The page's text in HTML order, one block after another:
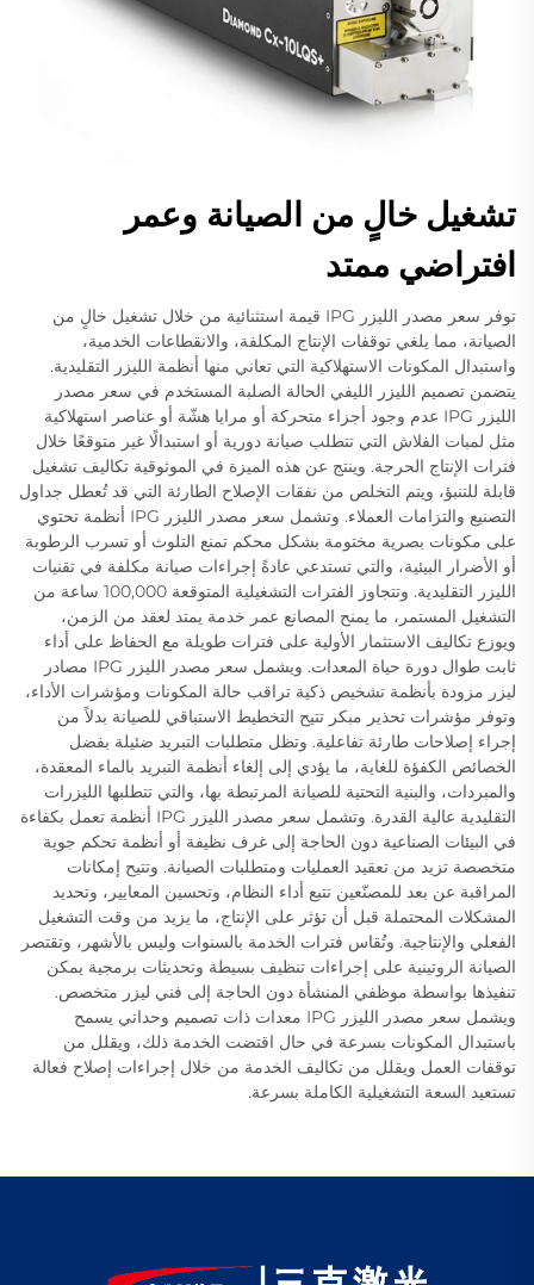
تشغيل خالٍ من الصيانة وعمر
افتراضي ممتد
توفر سعر مصدر الليزر IPG قيمة استثنائية من خلال تشغيل خالٍ من
الصيانة، مما يلغي توقفات الإنتاج المكلفة، والانقطاعات الخدمية،
واستبدال المكونات الاستهلاكية التي تعاني منها أنظمة الليزر التقليدية.
يتضمن تصميم الليزر الليفي الحالة الصلبة المستخدم في سعر مصدر
الليزر IPG عدم وجود أجزاء متحركة أو مرايا هشّة أو عناصر استهلاكية
مثل لمبات الفلاش التي تتطلب صيانة دورية أو استبدالًا غير متوقعًا خلال
فترات الإنتاج الحرجة. وينتج عن هذه الميزة في الموثوقية تكاليف تشغيل
قابلة للتنبؤ، ويتم التخلص من نفقات الإصلاح الطارئة التي قد تُعطل جداول
التصنيع والتزامات العملاء. وتشمل سعر مصدر الليزر IPG أنظمة تحتوي
على مكونات بصرية مختومة بشكل محكم تمنع التلوث أو تسرب الرطوبة
أو الأضرار البيئية، والتي تستدعي عادةً إجراءات صيانة مكلفة في تقنيات
الليزر التقليدية. وتتجاوز الفترات التشغيلية المتوقعة 100,000 ساعة من
التشغيل المستمر، ما يمنح المصانع عمر خدمة يمتد لعقد من الزمن،
ويوزع تكاليف الاستثمار الأولية على فترات طويلة مع الحفاظ على أداء
ثابت طوال دورة حياة المعدات. ويشمل سعر مصدر الليزر IPG مصادر
ليزر مزودة بأنظمة تشخيص ذكية تراقب حالة المكونات ومؤشرات الأداء،
وتوفر مؤشرات تحذير مبكر تتيح التخطيط الاستباقي للصيانة بدلاً من
إجراء إصلاحات طارئة تفاعلية. وتظل متطلبات التبريد ضئيلة بفضل
الخصائص الكفؤة للغاية، ما يؤدي إلى إلغاء أنظمة التبريد بالماء المعقدة،
والمبردات، والبنية التحتية للصيانة المرتبطة بها، والتي تتطلبها الليزرات
التقليدية عالية القدرة. وتشمل سعر مصدر الليزر IPG أنظمة تعمل بكفاءة
في البيئات الصناعية دون الحاجة إلى غرف نظيفة أو أنظمة تحكم جوية
متخصصة تزيد من تعقيد العمليات ومتطلبات الصيانة. وتتيح إمكانات
المراقبة عن بعد للمصنّعين تتبع أداء النظام، وتحسين المعايير، وتحديد
المشكلات المحتملة قبل أن تؤثر على الإنتاج، ما يزيد من وقت التشغيل
الفعلي والإنتاجية. وتُقاس فترات الخدمة بالسنوات وليس بالأشهر، وتقتصر
الصيانة الروتينية على إجراءات تنظيف بسيطة وتحديثات برمجية يمكن
تنفيذها بواسطة موظفي المنشأة دون الحاجة إلى فني ليزر متخصص.
ويشمل سعر مصدر الليزر IPG معدات ذات تصميم وحداتي يسمح
باستبدال المكونات بسرعة في حال اقتضت الخدمة ذلك، ويقلل من
توقفات العمل ويقلل من تكاليف الخدمة من خلال إجراءات إصلاح فعالة
تستعيد السعة التشغيلية الكاملة بسرعة.